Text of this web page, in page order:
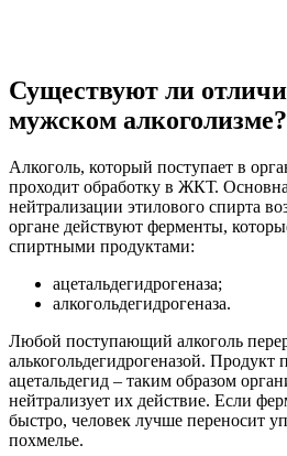
Существуют ли
мужском алкоголизме?
Алкоголь, который поступает в
проходит обработку в ЖКТ.
нейтрализации этилового спирта
органе действуют ферменты,
спиртными продуктами:
ацетальдегидрогеназа;
алкогольдегидрогеназа.
Любой поступающий алкоголь
алькогольдегидрогеназой. Продукт
ацетальдегид – таким образом
нейтрализует их действие. Если
быстро, человек лучше переносит
похмелье.